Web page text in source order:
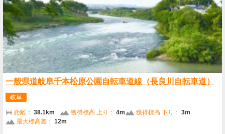
一般県道岐阜千本松原公園自転車道線（長良川自転車道）
岐阜
距離： 38.1km 獲得標高 上り： 4m 獲得標高 下り： 3m
最大標高差： 12m